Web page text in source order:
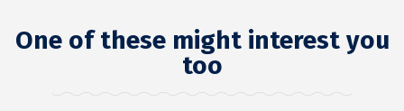
One of these might interest you
too